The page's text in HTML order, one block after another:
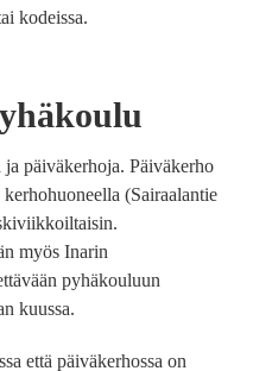
kodeissa.
päiväkerhoja. Päiväkerho
(Sairaalantie
myös Inarin
pyhäkouluun
kuussa.
että päiväkerhossa on